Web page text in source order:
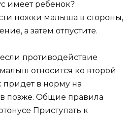
имеет ребенок?
ножки малыша в стороны,
а затем отпустите.
противодействие
относится ко второй
придет в норму на
позже. Общие правила
Приступать к